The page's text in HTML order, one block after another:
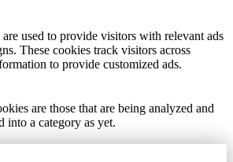
used to provide visitors with relevant ads
These cookies track visitors across
to provide customized ads.
are those that are being analyzed and
into a category as yet.